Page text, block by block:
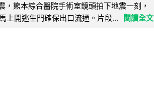
熊本綜合醫院手術室鏡頭拍下地震一刻，
上開逃生門確保出口流通。片段...
閱讀全文